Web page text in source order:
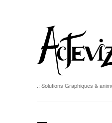
.: Solutions Graphiques &